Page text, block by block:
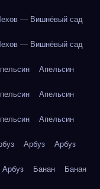
— Вишнёвый сад
— Вишнёвый сад
Апельсин
Апельсин
Апельсин
Арбуз Арбуз
Арбуз Банан Банан